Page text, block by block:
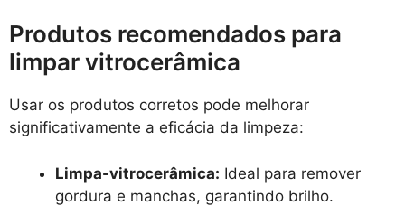
Produtos recomendados para
limpar vitrocerâmica
Usar os produtos corretos pode melhorar
significativamente a eficácia da limpeza:
Limpa-vitrocerâmica: Ideal para remover
gordura e manchas, garantindo brilho.